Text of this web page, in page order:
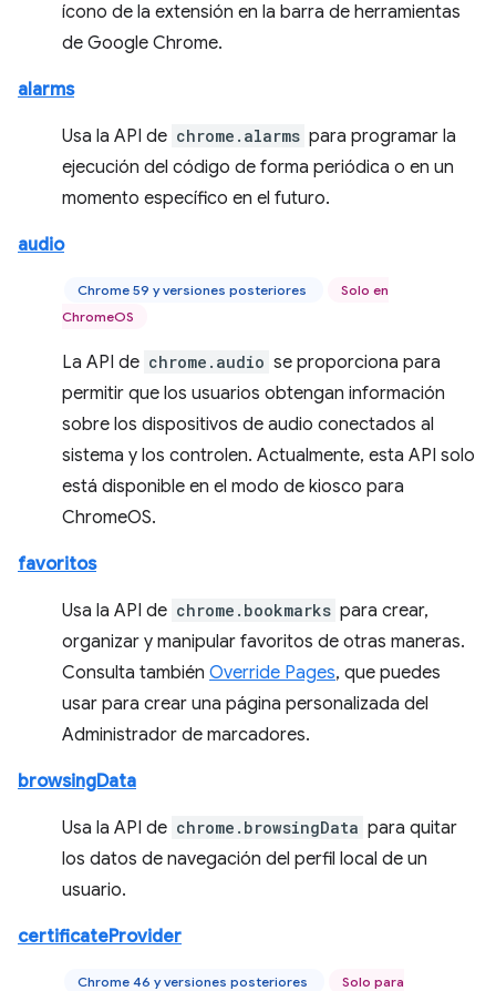
ícono de la extensión en la barra de herramientas
de Google Chrome.
alarms
Usa la API de chrome.alarms para programar la
ejecución del código de forma periódica o en un
momento específico en el futuro.
audio
Chrome 59 y versiones posteriores
Solo en
ChromeOS
La API de chrome.audio se proporciona para
permitir que los usuarios obtengan información
sobre los dispositivos de audio conectados al
sistema y los controlen. Actualmente, esta API solo
está disponible en el modo de kiosco para
ChromeOS.
favoritos
Usa la API de chrome.bookmarks para crear,
organizar y manipular favoritos de otras maneras.
Consulta también Override Pages, que puedes
usar para crear una página personalizada del
Administrador de marcadores.
browsingData
Usa la API de chrome.browsingData para quitar
los datos de navegación del perfil local de un
usuario.
certificateProvider
Chrome 46 y versiones posteriores
Solo para